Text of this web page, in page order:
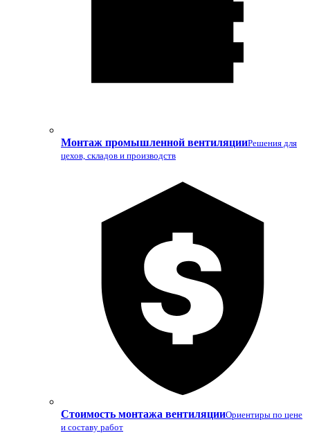
Монтаж промышленной вентиляцииРешения для
цехов, складов и производств
Стоимость монтажа вентиляцииОриентиры по цене
и составу работ